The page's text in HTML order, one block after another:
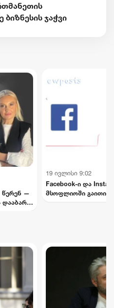
ჯაჭვი
წერენ —
დააბარა
19 ივლისი 9:02
Facebook-ი და
მსოფლიოში გაითიშა